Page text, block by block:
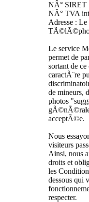
NÂ° SIRET
NÂ° TVA
Adresse :
Le service
permet de
sortant de
caractÃ¨re
de mineurs,
photos
acceptÃ©e.
Nous
visiteurs
Ainsi, nous
droits et
les
dessous qui
respecter.